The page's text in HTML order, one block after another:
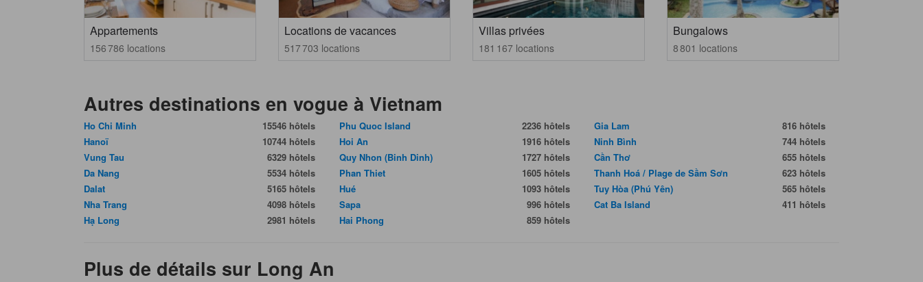
Appartements
156 786 locations
Locations de vacances
517 703 locations
Villas privées
181 167 locations
Bungalows
8 801 locations
Autres destinations en vogue à Vietnam
Ho Chi Minh
15546 hôtels
Hanoï
10744 hôtels
Vung Tau
6329 hôtels
Da Nang
5534 hôtels
Dalat
5165 hôtels
Nha Trang
4098 hôtels
Hạ Long
2981 hôtels
Phu Quoc Island
2236 hôtels
Hoi An
1916 hôtels
Quy Nhon (Binh Dinh)
1727 hôtels
Phan Thiet
1605 hôtels
Hué
1093 hôtels
Sapa
996 hôtels
Hai Phong
859 hôtels
Gia Lam
816 hôtels
Ninh Bình
744 hôtels
Cần Thơ
655 hôtels
Thanh Hoá / Plage de Sầm Sơn
623 hôtels
Tuy Hòa (Phú Yên)
565 hôtels
Cat Ba Island
411 hôtels
Plus de détails sur Long An